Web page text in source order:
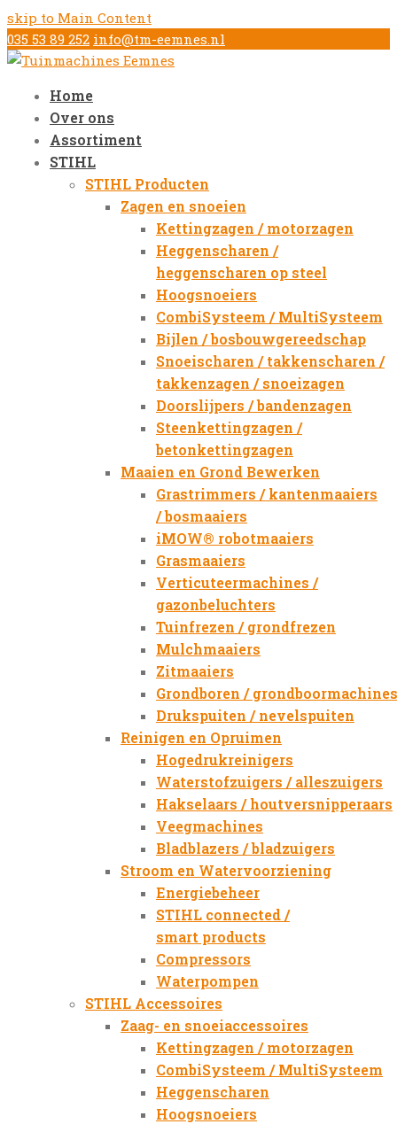
skip to Main Content
035 53 89 252 info@tm-eemnes.nl
Home
Over ons
Assortiment
STIHL
STIHL Producten
Zagen en snoeien
Kettingzagen / motorzagen
Heggenscharen /
heggenscharen op steel
Hoogsnoeiers
CombiSysteem / MultiSysteem
Bijlen / bosbouwgereedschap
Snoeischaren / takkenscharen /
takkenzagen / snoeizagen
Doorslijpers / bandenzagen
Steenkettingzagen /
betonkettingzagen
Maaien en Grond Bewerken
Grastrimmers / kantenmaaiers
/ bosmaaiers
iMOW® robotmaaiers
Grasmaaiers
Verticuteermachines /
gazonbeluchters
Tuinfrezen / grondfrezen
Mulchmaaiers
Zitmaaiers
Grondboren / grondboormachines
Drukspuiten / nevelspuiten
Reinigen en Opruimen
Hogedrukreinigers
Waterstofzuigers / alleszuigers
Hakselaars / houtversnipperaars
Veegmachines
Bladblazers / bladzuigers
Stroom en Watervoorziening
Energiebeheer
STIHL connected /
smart products
Compressors
Waterpompen
STIHL Accessoires
Zaag- en snoeiaccessoires
Kettingzagen / motorzagen
CombiSysteem / MultiSysteem
Heggenscharen
Hoogsnoeiers